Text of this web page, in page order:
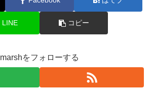
LINE コピー
marshをフォローする